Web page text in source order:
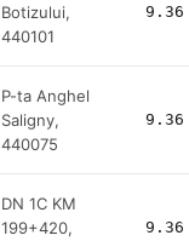
Botizului,
440101
9.36
P-ta Anghel
Saligny,
440075
9.36
DN 1C KM
199+420,
9.36